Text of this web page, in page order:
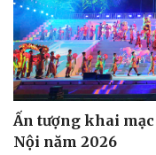
Ấn tượng khai
Nội năm 2026